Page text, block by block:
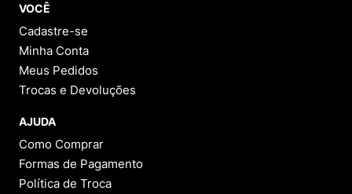
VOCÊ
Cadastre-se
Minha Conta
Meus Pedidos
Trocas e Devoluções
AJUDA
Como Comprar
Formas de Pagamento
Política de Troca